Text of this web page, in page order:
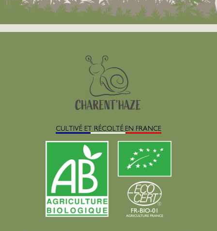
CULTIVÉ ET RÉCOLTÉ EN FRANCE